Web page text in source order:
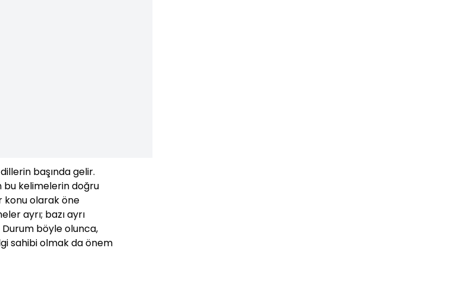
başında gelir.
bu kelimelerin doğru
konu olarak öne
ayrı; bazı ayrı
Durum böyle olunca,
sahibi olmak da önem